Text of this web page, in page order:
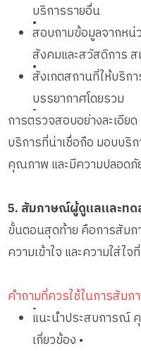
บริการรายอื่น
•
สอบถามข้อมูลจากหน่
สังคมและสวัสดิการ
•
สังเกตสถานที่ให้บริก
บรรยากาศโดยรวม
•
การตรวจสอบอย่างละเอีย
บริการที่น่าเชื่อถือ มอบบริ
คุณภาพ และมีความปลอดภั
5. สัมภาษณ์ผู้ดูแลและทด
ขั้นตอนสุดท้าย คือการสัม
ความเข้าใจ และความใส่ใ
คำถามที่ควรใช้ในการสัม
•
แนะนำประสบการณ์
เกี่ยวข้อง •